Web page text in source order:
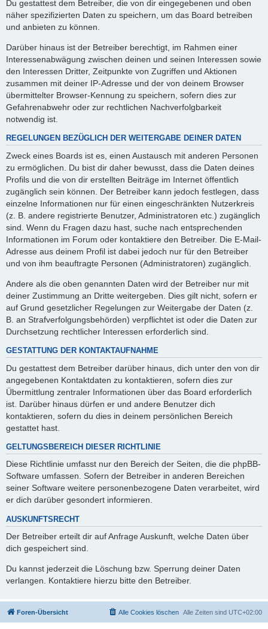
Du gestattest dem Betreiber, die von dir eingegebenen und oben
näher spezifizierten Daten zu speichern, um das Board betreiben
und anbieten zu können.
Darüber hinaus ist der Betreiber berechtigt, im Rahmen einer
Interessenabwägung zwischen deinen und seinen Interessen sowie
den Interessen Dritter, Zeitpunkte von Zugriffen und Aktionen
zusammen mit deiner IP-Adresse und der von deinem Browser
übermittelter Browser-Kennung zu speichern, sofern dies zur
Gefahrenabwehr oder zur rechtlichen Nachverfolgbarkeit
notwendig ist.
REGELUNGEN BEZÜGLICH DER WEITERGABE DEINER DATEN
Zweck eines Boards ist es, einen Austausch mit anderen Personen
zu ermöglichen. Du bist dir daher bewusst, dass die Daten deines
Profils und die von dir erstellten Beiträge im Internet öffentlich
zugänglich sein können. Der Betreiber kann jedoch festlegen, dass
einzelne Informationen nur für einen eingeschränkten Nutzerkreis
(z. B. andere registrierte Benutzer, Administratoren etc.) zugänglich
sind. Wenn du Fragen dazu hast, suche nach entsprechenden
Informationen im Forum oder kontaktiere den Betreiber. Die E-Mail-
Adresse aus deinem Profil ist dabei jedoch nur für den Betreiber
und von ihm beauftragte Personen (Administratoren) zugänglich.
Andere als die oben genannten Daten wird der Betreiber nur mit
deiner Zustimmung an Dritte weitergeben. Dies gilt nicht, sofern er
auf Grund gesetzlicher Regelungen zur Weitergabe der Daten (z.
B. an Strafverfolgungsbehörden) verpflichtet ist oder die Daten zur
Durchsetzung rechtlicher Interessen erforderlich sind.
GESTATTUNG DER KONTAKTAUFNAHME
Du gestattest dem Betreiber darüber hinaus, dich unter den von dir
angegebenen Kontaktdaten zu kontaktieren, sofern dies zur
Übermittlung zentraler Informationen über das Board erforderlich
ist. Darüber hinaus dürfen er und andere Benutzer dich
kontaktieren, sofern du dies in deinem persönlichen Bereich
gestattet hast.
GELTUNGSBEREICH DIESER RICHTLINIE
Diese Richtlinie umfasst nur den Bereich der Seiten, die die phpBB-
Software umfassen. Sofern der Betreiber in anderen Bereichen
seiner Software weitere personenbezogene Daten verarbeitet, wird
er dich darüber gesondert informieren.
AUSKUNFTSRECHT
Der Betreiber erteilt dir auf Anfrage Auskunft, welche Daten über
dich gespeichert sind.
Du kannst jederzeit die Löschung bzw. Sperrung deiner Daten
verlangen. Kontaktiere hierzu bitte den Betreiber.
Foren-Übersicht Alle Zeiten sind UTC+02:00
Alle Cookies löschen